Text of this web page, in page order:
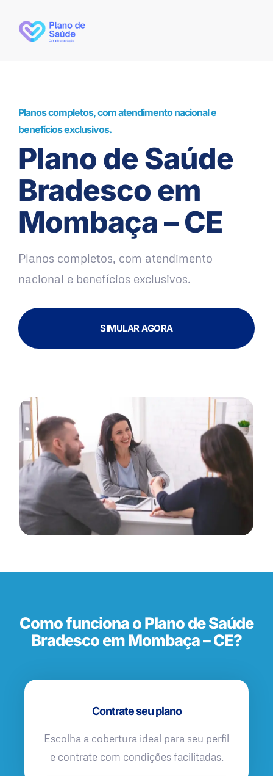
Planos completos, com atendimento nacional e
benefícios exclusivos.
Plano de Saúde
Bradesco em
Mombaça – CE
Planos completos, com atendimento
nacional e benefícios exclusivos.
SIMULAR AGORA
Como funciona o Plano de Saúde
Bradesco em Mombaça – CE?
Contrate seu plano
Escolha a cobertura ideal para seu perfil
e contrate com condições facilitadas.